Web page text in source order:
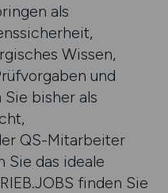
als
Wissen,
und
bisher als
QS-Mitarbeiter
Sie das ideale
finden Sie